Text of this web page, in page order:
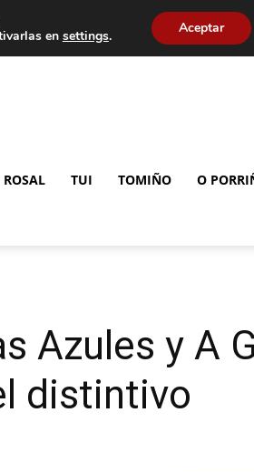
ROSAL TUI TOMIÑO O
Azules y A
distintivo
en settings. Aceptar